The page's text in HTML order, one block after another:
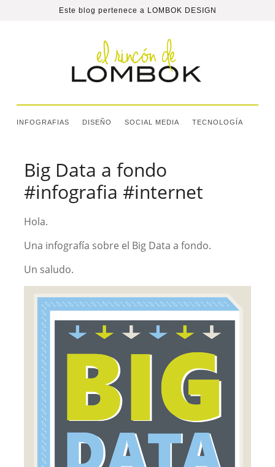
Este blog pertenece a LOMBOK DESIGN
INFOGRAFIAS DISEÑO SOCIAL MEDIA TECNOLOGÍA
Big Data a fondo
#infografia #internet
Hola.
Una infografía sobre el Big Data a fondo.
Un saludo.